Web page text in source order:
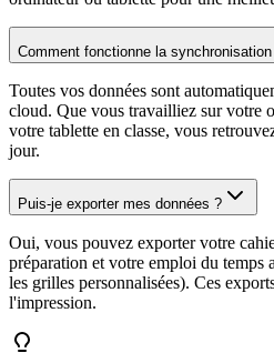
Comment fonctionne la
Toutes vos données sont
cloud. Que vous travailliez sur votre
votre tablette en classe, vous
jour.
Puis-je exporter mes données ?
Oui, vous pouvez exporter votre
préparation et votre emploi du
les grilles personnalisées). Ces
l'impression.